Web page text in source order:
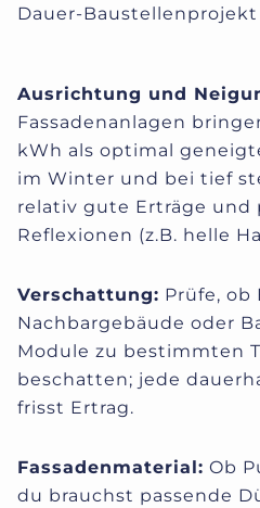
Dauer-
Ausrichtung und
Fassadenanlagen
kWh als optimal
im Winter und bei tief
relativ gute Erträge und
Reflexionen (z.B. helle
Verschattung: Prüfe, ob
Nachbargebäude oder
Module zu bestimmten
beschatten; jede
frisst Ertrag.
Fassadenmaterial: Ob
du brauchst passende